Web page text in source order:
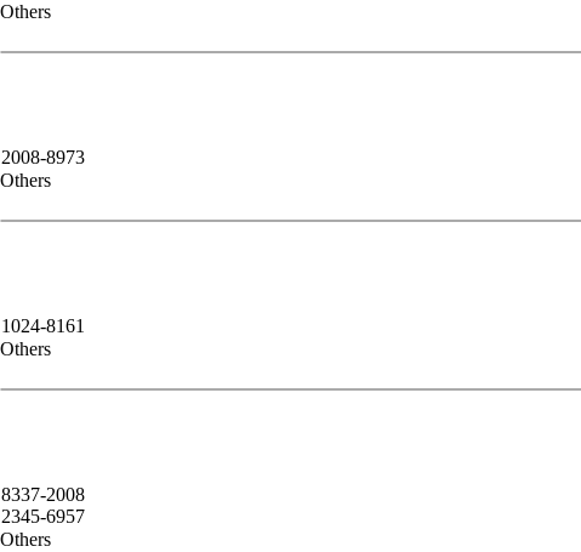
Others
2008-8973
Others
1024-8161
Others
8337-2008
2345-6957
Others